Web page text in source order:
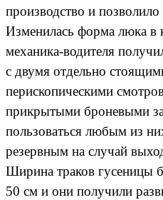
производство и
Изменилась форма люка
механика-водителя
с двумя отдельно
перископическими
прикрытыми броневыми
пользоваться любым из
резервным на случай
Ширина траков гусеницы
50 см и они получили